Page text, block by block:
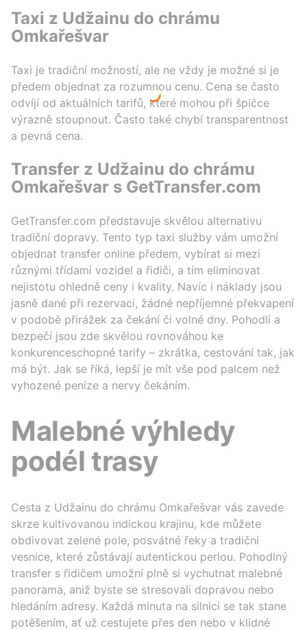
Taxi z Udžainu do chrámu
Omkařešvar
Taxi je tradiční možností, ale ne vždy je možné si je
předem objednat za rozumnou cenu. Cena se často
odvíjí od aktuálních tarifů, které mohou při špičce
výrazně stoupnout. Často také chybí transparentnost
a pevná cena.
Transfer z Udžainu do chrámu
Omkařešvar s GetTransfer.com
GetTransfer.com představuje skvělou alternativu
tradiční dopravy. Tento typ taxi služby vám umožní
objednat transfer online předem, vybírat si mezi
různými třídami vozidel a řidiči, a tím eliminovat
nejistotu ohledně ceny i kvality. Navíc i náklady jsou
jasně dané při rezervaci, žádné nepříjemné překvapení
v podobě přirážek za čekání či volné dny. Pohodlí a
bezpečí jsou zde skvělou rovnováhou ke
konkurenceschopné tarify – zkrátka, cestování tak, jak
má být. Jak se říká, lepší je mít vše pod palcem než
vyhozené peníze a nervy čekáním.
Malebné výhledy
podél trasy
Cesta z Udžainu do chrámu Omkařešvar vás zavede
skrze kultivovanou indickou krajinu, kde můžete
obdivovat zelené pole, posvátné řeky a tradiční
vesnice, které zůstávají autentickou perlou. Pohodlný
transfer s řidičem umožní plně si vychutnat malebné
panorama, aniž byste se stresovali dopravou nebo
hledáním adresy. Každá minuta na silnici se tak stane
potěšením, ať už cestujete přes den nebo v klidné